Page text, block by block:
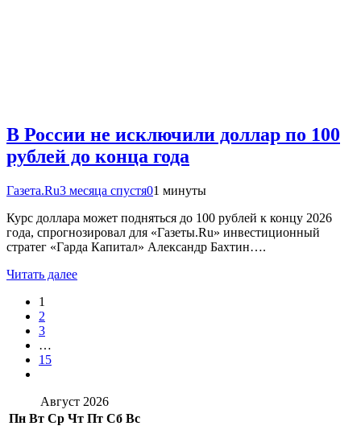
В России не исключили доллар по 100
рублей до конца года
Газета.Ru3 месяца спустя01 минуты
Курс доллара может подняться до 100 рублей к концу 2026
года, спрогнозировал для «Газеты.Ru» инвестиционный
стратег «Гарда Капитал» Александр Бахтин….
Читать далее
1
2
3
…
15
Август 2026
Пн Вт Ср Чт Пт Сб Вс